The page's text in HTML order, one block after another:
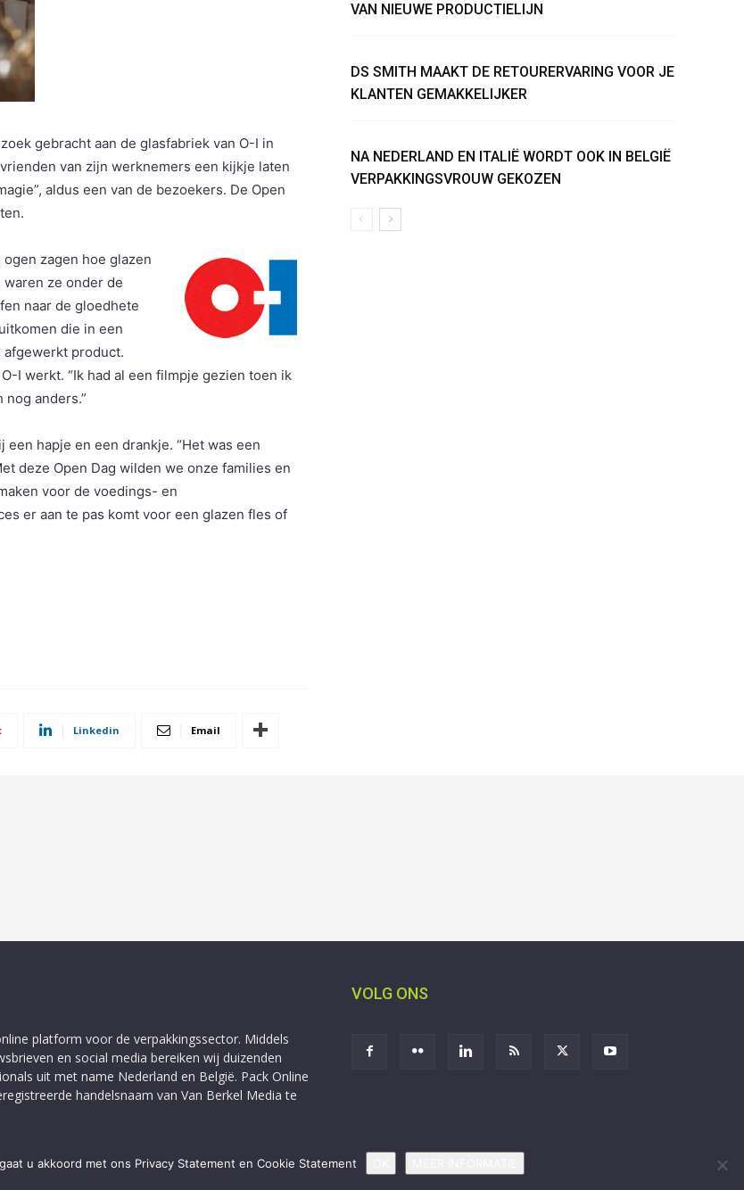
gebracht aan de glasfabriek van O-I in
van zijn werknemers een kijkje laten
aldus een van de bezoekers. De Open
zagen hoe glazen
ze onder de
naar de gloedhete
die in een
product.
I werkt. “Ik had al een filmpje gezien toen ik
anders.”
hapje en een drankje. “Het was een
deze Open Dag wilden we onze families en
voor de voedings- en
er aan te pas komt voor een glazen fles of
Linkedin Email
VAN NIEUWE PRODUCTIELIJN
DS SMITH MAAKT DE RETOURERVARING VOOR JE
KLANTEN GEMAKKELIJKER
NA NEDERLAND EN ITALIË WORDT OOK IN BELGIË
VERPAKKINGSVROUW GEKOZEN
platform voor de verpakkingssector. Middels
en social media bereiken wij duizenden
uit met name Nederland en België. Pack Online
handelsnaam van Van Berkel Media te
VOLG ONS
Aanmelden Adverteren
u akkoord met ons Privacy Statement en Cookie Statement